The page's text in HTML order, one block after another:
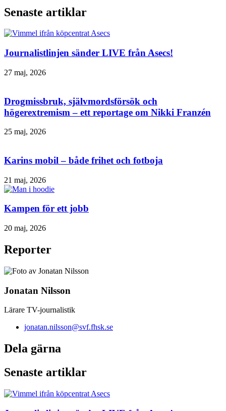
Senaste artiklar
Journalistlinjen sänder LIVE från Asecs!
27 maj, 2026
Drogmissbruk, självmordsförsök och
högerextremism – ett reportage om Nikki Franzén
25 maj, 2026
Karins mobil – både frihet och fotboja
21 maj, 2026
Kampen för ett jobb
20 maj, 2026
Reporter
Jonatan Nilsson
Lärare TV-journalistik
jonatan.nilsson@svf.fhsk.se
Dela gärna
Senaste artiklar